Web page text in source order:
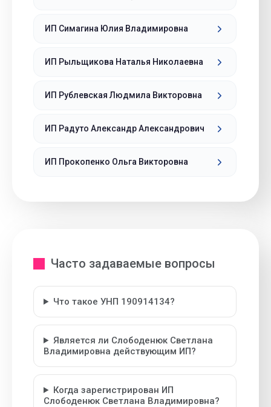
ИП Симагина Юлия Владимировна
ИП Рыльщикова Наталья Николаевна
ИП Рублевская Людмила Викторовна
ИП Радуто Александр Александрович
ИП Прокопенко Ольга Викторовна
Часто задаваемые вопросы
Что такое УНП 190914134?
Является ли Слободенюк Светлана
Владимировна действующим ИП?
Когда зарегистрирован ИП
Слободенюк Светлана Владимировна?